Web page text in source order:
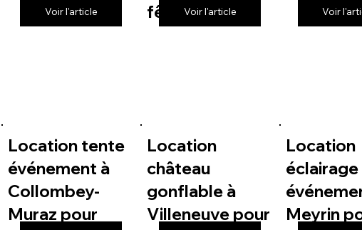
Voir l'article
fête de village
Voir l'article Voir
Location tente
événement à
Collombey-
Muraz pour
Location
château
gonflable à
Villeneuve pour
Location
éclairage
Meyrin